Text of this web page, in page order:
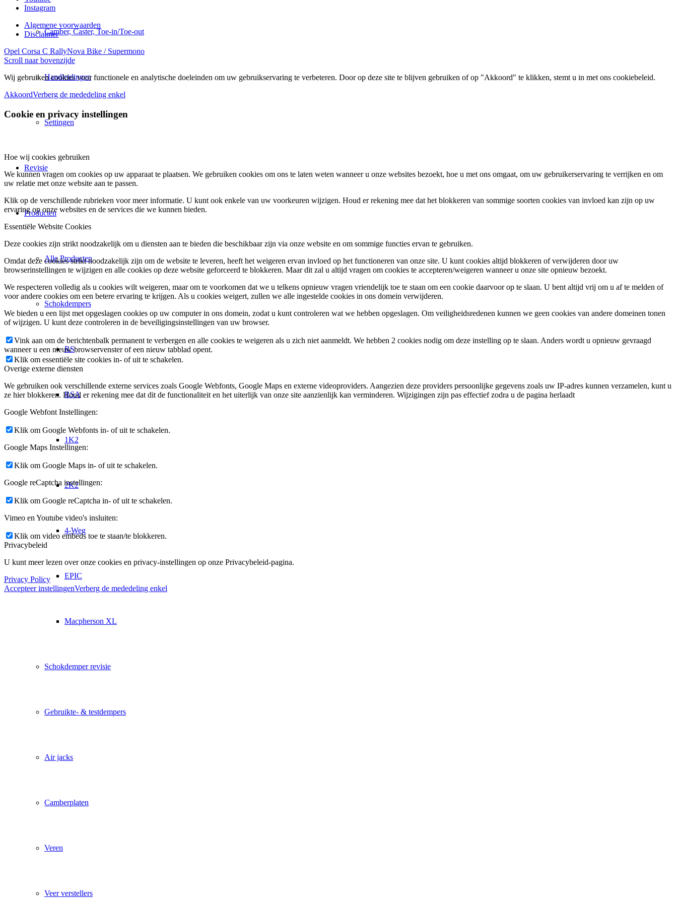
Camber, Caster, Toe-in/Toe-out
Handleidingen
Settingen
Revisie
Producten
Alle Producten
Schokdempers
RS
RSA
1K2
2K2
4-Weg
EPIC
Macpherson XL
Schokdemper revisie
Gebruikte- & testdempers
Air jacks
Camberplaten
Veren
Veer verstellers
Instagram
Algemene voorwaarden
Disclaimer
Opel Corsa C RallyNova Bike / Supermono
Scroll naar bovenzijde
Wij gebruiken cookies voor functionele en analytische doeleinden om uw gebruikservaring te verbeteren. Door op deze site te blijven gebruiken of op "Akkoord" te klikken, stemt u in met ons cookiebeleid.
AkkoordVerberg de mededeling enkel
Cookie en privacy instellingen
Hoe wij cookies gebruiken
We kunnen vragen om cookies op uw apparaat te plaatsen. We gebruiken cookies om ons te laten weten wanneer u onze websites bezoekt, hoe u met ons omgaat, om uw gebruikerservaring te verrijken en om
uw relatie met onze website aan te passen.
Klik op de verschillende rubrieken voor meer informatie. U kunt ook enkele van uw voorkeuren wijzigen. Houd er rekening mee dat het blokkeren van sommige soorten cookies van invloed kan zijn op uw
ervaring op onze websites en de services die we kunnen bieden.
Essentiële Website Cookies
Deze cookies zijn strikt noodzakelijk om u diensten aan te bieden die beschikbaar zijn via onze website en om sommige functies ervan te gebruiken.
Omdat deze cookies strikt noodzakelijk zijn om de website te leveren, heeft het weigeren ervan invloed op het functioneren van onze site. U kunt cookies altijd blokkeren of verwijderen door uw
browserinstellingen te wijzigen en alle cookies op deze website geforceerd te blokkeren. Maar dit zal u altijd vragen om cookies te accepteren/weigeren wanneer u onze site opnieuw bezoekt.
We respecteren volledig als u cookies wilt weigeren, maar om te voorkomen dat we u telkens opnieuw vragen vriendelijk toe te staan om een cookie daarvoor op te slaan. U bent altijd vrij om u af te melden of
voor andere cookies om een betere ervaring te krijgen. Als u cookies weigert, zullen we alle ingestelde cookies in ons domein verwijderen.
We bieden u een lijst met opgeslagen cookies op uw computer in ons domein, zodat u kunt controleren wat we hebben opgeslagen. Om veiligheidsredenen kunnen we geen cookies van andere domeinen tonen
of wijzigen. U kunt deze controleren in de beveiligingsinstellingen van uw browser.
Vink aan om de berichtenbalk permanent te verbergen en alle cookies te weigeren als u zich niet aanmeldt. We hebben 2 cookies nodig om deze instelling op te slaan. Anders wordt u opnieuw gevraagd
wanneer u een nieuw browservenster of een nieuw tabblad opent.
Klik om essentiële site cookies in- of uit te schakelen.
Overige externe diensten
We gebruiken ook verschillende externe services zoals Google Webfonts, Google Maps en externe videoproviders. Aangezien deze providers persoonlijke gegevens zoals uw IP-adres kunnen verzamelen, kunt u
ze hier blokkeren. Houd er rekening mee dat dit de functionaliteit en het uiterlijk van onze site aanzienlijk kan verminderen. Wijzigingen zijn pas effectief zodra u de pagina herlaadt
Google Webfont Instellingen:
Klik om Google Webfonts in- of uit te schakelen.
Google Maps Instellingen:
Klik om Google Maps in- of uit te schakelen.
Google reCaptcha instellingen:
Klik om Google reCaptcha in- of uit te schakelen.
Vimeo en Youtube video's insluiten:
Klik om video embeds toe te staan/te blokkeren.
Privacybeleid
U kunt meer lezen over onze cookies en privacy-instellingen op onze Privacybeleid-pagina.
Privacy Policy
Accepteer instellingenVerberg de mededeling enkel